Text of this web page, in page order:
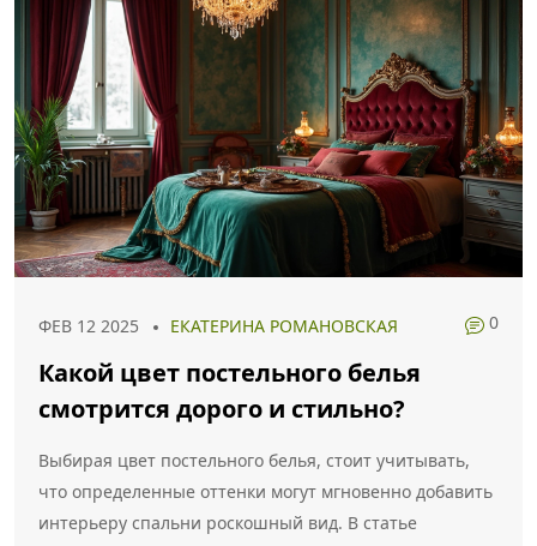
ФЕВ 12 2025 ЕКАТЕРИНА РОМАНОВСКАЯ 0
Какой цвет постельного белья
смотрится дорого и стильно?
Выбирая цвет постельного белья, стоит учитывать,
что определенные оттенки могут мгновенно добавить
интерьеру спальни роскошный вид. В статье